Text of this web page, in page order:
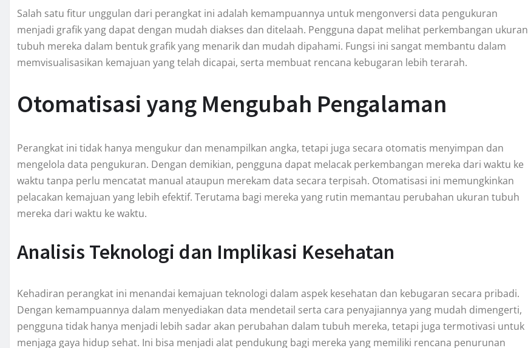
Salah satu fitur unggulan dari perangkat ini adalah kemampuannya untuk mengonversi data pengukuran
menjadi grafik yang dapat dengan mudah diakses dan ditelaah. Pengguna dapat melihat perkembangan ukuran
tubuh mereka dalam bentuk grafik yang menarik dan mudah dipahami. Fungsi ini sangat membantu dalam
memvisualisasikan kemajuan yang telah dicapai, serta membuat rencana kebugaran lebih terarah.
Otomatisasi yang Mengubah Pengalaman
Perangkat ini tidak hanya mengukur dan menampilkan angka, tetapi juga secara otomatis menyimpan dan
mengelola data pengukuran. Dengan demikian, pengguna dapat melacak perkembangan mereka dari waktu ke
waktu tanpa perlu mencatat manual ataupun merekam data secara terpisah. Otomatisasi ini memungkinkan
pelacakan kemajuan yang lebih efektif. Terutama bagi mereka yang rutin memantau perubahan ukuran tubuh
mereka dari waktu ke waktu.
Analisis Teknologi dan Implikasi Kesehatan
Kehadiran perangkat ini menandai kemajuan teknologi dalam aspek kesehatan dan kebugaran secara pribadi.
Dengan kemampuannya dalam menyediakan data mendetail serta cara penyajiannya yang mudah dimengerti,
pengguna tidak hanya menjadi lebih sadar akan perubahan dalam tubuh mereka, tetapi juga termotivasi untuk
menjaga gaya hidup sehat. Ini bisa menjadi alat pendukung bagi mereka yang memiliki rencana penurunan